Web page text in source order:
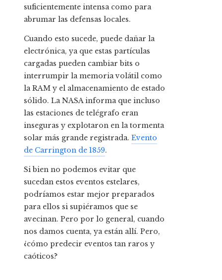
suficientemente intensa como para
abrumar las defensas locales.
Cuando esto sucede, puede dañar la
electrónica, ya que estas partículas
cargadas pueden cambiar bits o
interrumpir la memoria volátil como
la RAM y el almacenamiento de estado
sólido. La NASA informa que incluso
las estaciones de telégrafo eran
inseguras y explotaron en la tormenta
solar más grande registrada. Evento
de Carrington de 1859.
Si bien no podemos evitar que
sucedan estos eventos estelares,
podríamos estar mejor preparados
para ellos si supiéramos que se
avecinan. Pero por lo general, cuando
nos damos cuenta, ya están allí. Pero,
¿cómo predecir eventos tan raros y
caóticos?